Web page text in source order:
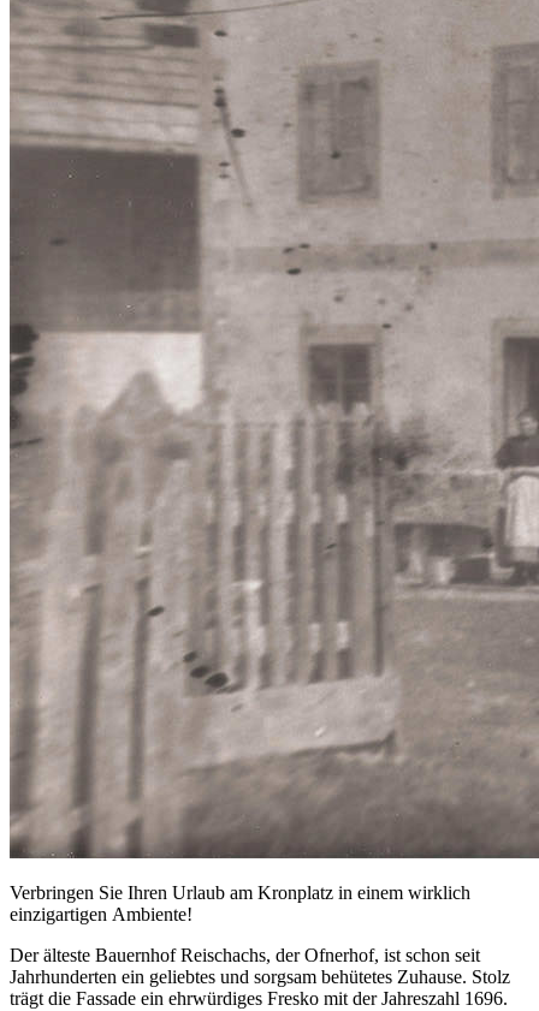
Verbringen Sie Ihren Urlaub am Kronplatz in einem wirklich
einzigartigen Ambiente!
Der älteste Bauernhof Reischachs, der Ofnerhof, ist schon seit
Jahrhunderten ein geliebtes und sorgsam behütetes Zuhause. Stolz
trägt die Fassade ein ehrwürdiges Fresko mit der Jahreszahl 1696.